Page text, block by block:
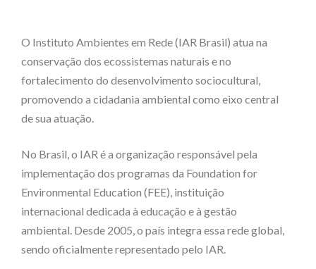
O Instituto Ambientes em Rede (IAR Brasil) atua na
conservação dos ecossistemas naturais e no
fortalecimento do desenvolvimento sociocultural,
promovendo a cidadania ambiental como eixo central
de sua atuação.
No Brasil, o IAR é a organização responsável pela
implementação dos programas da Foundation for
Environmental Education (FEE), instituição
internacional dedicada à educação e à gestão
ambiental. Desde 2005, o país integra essa rede global,
sendo oficialmente representado pelo IAR.